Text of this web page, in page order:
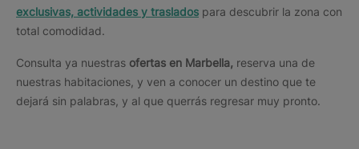
exclusivas, actividades y traslados para descubrir la zona con
total comodidad.
Consulta ya nuestras ofertas en Marbella, reserva una de
nuestras habitaciones, y ven a conocer un destino que te
dejará sin palabras, y al que querrás regresar muy pronto.